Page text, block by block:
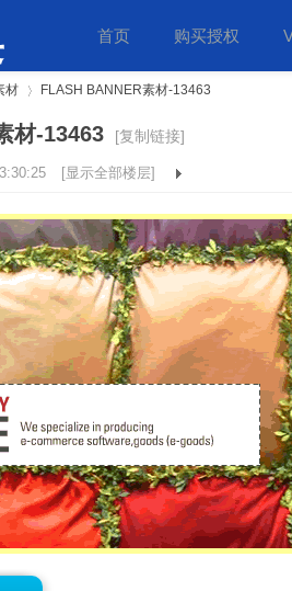
首页 购买授权
材 FLASH BANNER素材-13463
材-13463 [复制链接]
[显示全部楼层]